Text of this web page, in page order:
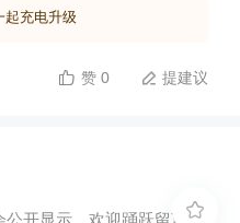
起充电升级
 赞 0  提建议
开显示，欢迎踊跃留言。
